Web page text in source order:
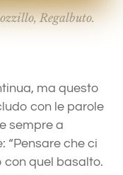
Regalbuto.
ma questo
con le parole
sempre a
“Pensare che ci
con quel basalto.